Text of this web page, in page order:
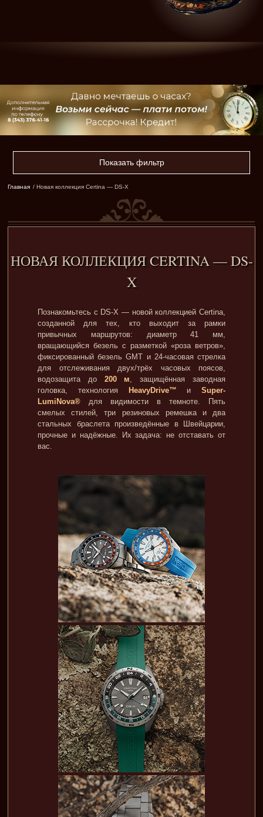
Показать фильтр
Главная / Новая коллекция Certina — DS-X
НОВАЯ КОЛЛЕКЦИЯ CERTINA — DS-
X
Познакомьтесь с DS-X — новой коллекцией Certina,
созданной для тех, кто выходит за рамки
привычных маршрутов: диаметр 41 мм,
вращающийся безель с разметкой «роза ветров»,
фиксированный безель GMT и 24-часовая стрелка
для отслеживания двух/трёх часовых поясов,
водозащита до 200 м, защищённая заводная
головка, технология
HeavyDrive™ и Super-
LumiNova® для видимости в темноте. Пять
смелых стилей, три резиновых ремешка и два
стальных браслета произведённые в Швейцарии,
прочные и надёжные. Их задача: не отставать от
вас.